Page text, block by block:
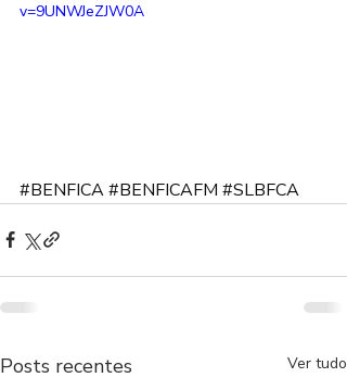
v=9UNWJeZJW0A
#BENFICA#BENFICAFM #SLBFCA
Posts recentes Ver tudo